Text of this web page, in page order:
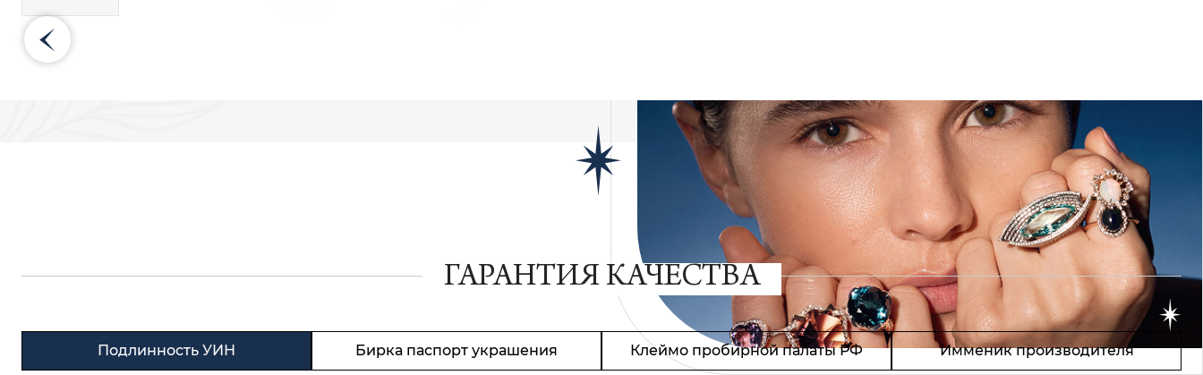
ГАРАНТИЯ КАЧЕСТВА
Подлинность УИН Бирка паспорт украшения Клеймо пробирной палаты РФ Имменик производителя